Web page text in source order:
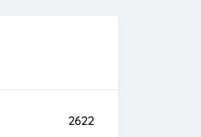
2622